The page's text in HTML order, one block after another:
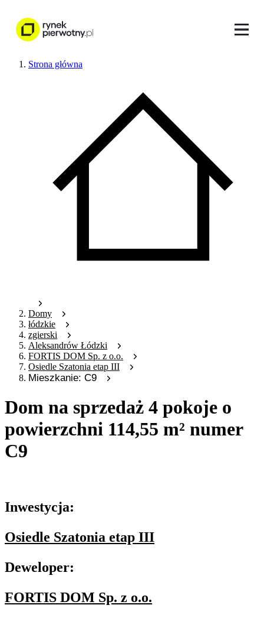
Strona główna
Domy
łódzkie
zgierski
Aleksandrów Łódzki
FORTIS DOM Sp. z o.o.
Osiedle Szatonia etap III
Mieszkanie: C9
Dom na sprzedaż 4 pokoje o
powierzchni 114,55 m² numer
C9
Inwestycja:
Osiedle Szatonia etap III
Deweloper:
FORTIS DOM Sp. z o.o.